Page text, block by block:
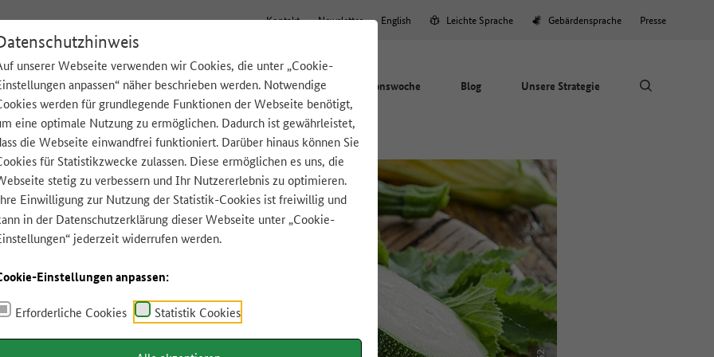
unserer Webseite verwenden wir Cookies, die unter „Cookie-
anpassen“ näher beschrieben werden. Notwendige
werden für grundlegende Funktionen der Webseite benötigt,
eine optimale Nutzung zu ermöglichen. Dadurch ist gewährleistet,
die Webseite einwandfrei funktioniert. Darüber hinaus können Sie
für Statistikzwecke zulassen. Diese ermöglichen es uns, die
stetig zu verbessern und Ihr Nutzererlebnis zu optimieren.
Einwilligung zur Nutzung der Statistik-Cookies ist freiwillig und
in der Datenschutzerklärungdieser Webseite unter „Cookie-
jederzeit widerrufen werden.
Einstellungen anpassen:
Erforderliche Cookies Statistik Cookies
Kontakt Newsletter English Leichte Sprache Gebärdensprache Presse
Tipps für zu Hause Lebensmittel A-Z App Aktionswoche Blog Unsere Strategie